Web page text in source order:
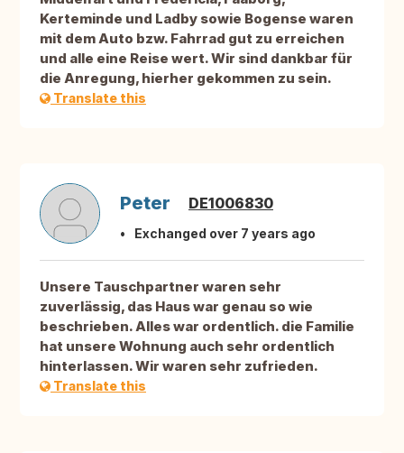
Kerteminde und Ladby sowie Bogense waren
mit dem Auto bzw. Fahrrad gut zu erreichen
und alle eine Reise wert. Wir sind dankbar für
die Anregung, hierher gekommen zu sein.
Translate this
Peter DE1006830
Exchanged over 7 years ago
Unsere Tauschpartner waren sehr
zuverlässig, das Haus war genau so wie
beschrieben. Alles war ordentlich. die Familie
hat unsere Wohnung auch sehr ordentlich
hinterlassen. Wir waren sehr zufrieden.
Translate this